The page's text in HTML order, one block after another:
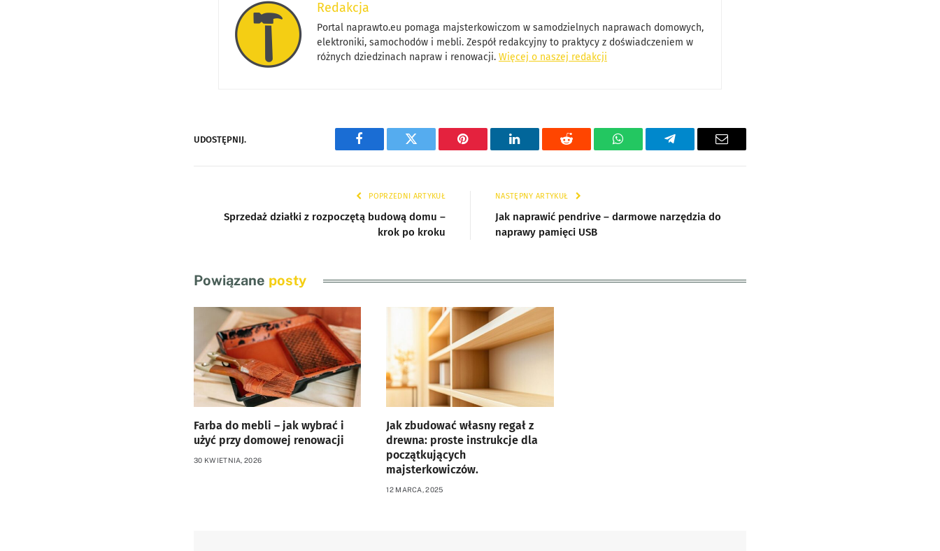
Redakcja
Portal naprawto.eu pomaga majsterkowiczom w samodzielnych naprawach domowych,
elektroniki, samochodów i mebli. Zespół redakcyjny to praktycy z doświadczeniem w
różnych dziedzinach napraw i renowacji. Więcej o naszej redakcji
UDOSTĘPNIJ.
Facebook Twitter Pinterest LinkedIn Reddit WhatsAppTelegram E-
POPRZEDNI ARTYKUŁ
Sprzedaż działki z rozpoczętą budową domu –
krok po kroku
NASTĘPNY ARTYKUŁ
Jak naprawić pendrive – darmowe narzędzia do
naprawy pamięci USB
Powiązane posty
Farba do mebli – jak wybrać i
użyć przy domowej renowacji
30 KWIETNIA, 2026
Jak zbudować własny regał z
drewna: proste instrukcje dla
początkujących
majsterkowiczów.
12 MARCA, 2025